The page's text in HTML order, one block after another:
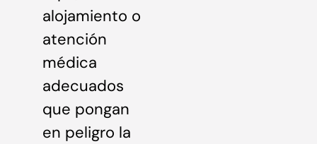
alojamiento o
atención
médica
adecuados
que pongan
en peligro la